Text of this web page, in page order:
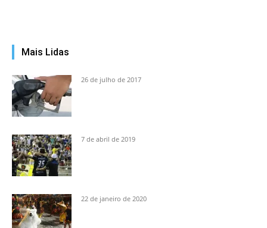
Mais Lidas
26 de julho de 2017
7 de abril de 2019
22 de janeiro de 2020